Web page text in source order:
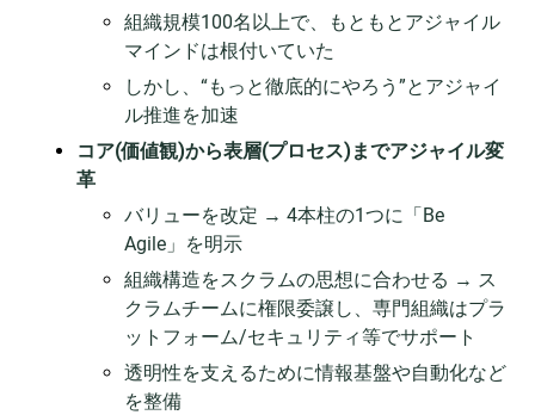
組織規模100名以上で、もともとアジャイル
マインドは根付いていた
しかし、“もっと徹底的にやろう”とアジャイ
ル推進を加速
コア(価値観)から表層(プロセス)までアジャイル変
革
バリューを改定 → 4本柱の1つに「Be
Agile」を明示
組織構造をスクラムの思想に合わせる → ス
クラムチームに権限委譲し、専門組織はプラ
ットフォーム/セキュリティ等でサポート
透明性を支えるために情報基盤や自動化など
を整備